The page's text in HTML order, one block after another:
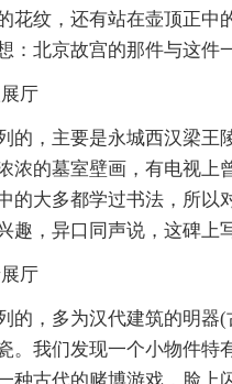
花纹，还有站在壶顶正中
：北京故宫的那件与这件
厅
，主要是永城西汉梁王陵
浓的墓室壁画，有电视上
的大多都学过书法，所以
趣，异口同声说，这碑上
厅
，多为汉代建筑的明器(
。我们发现一个小物件特